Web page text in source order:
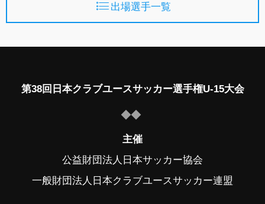
出場選手一覧
第38回日本クラブユースサッカー選手権U-15大会
主催
公益財団法人日本サッカー協会
一般財団法人日本クラブユースサッカー連盟